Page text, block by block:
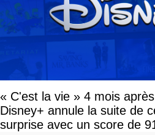
« C'est la vie » 4 mois
Disney+ annule la suite de
surprise avec un score de